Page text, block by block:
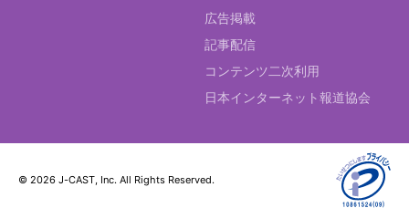
広告掲載
記事配信
コンテンツ二次利用
日本インターネット報道協会
© 2026 J-CAST, Inc. All Rights Reserved.